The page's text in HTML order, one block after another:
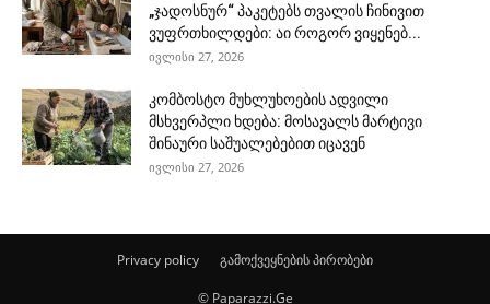
„ჯადოსნურ“ პაკეტებს თვალის ჩინივით
ვუფრთხილდები: აი როგორ ვიყენებ...
ივლისი 27, 2026
კომბოსტო მუხლუხოების ადვილი
მსხვერპლი ხდება: მოსავალს მარტივი
შინაური საშუალებებით იცავენ
ივლისი 27, 2026
Privacy policy გამოქვეყნების პირობები
© Paparazzi.Ge